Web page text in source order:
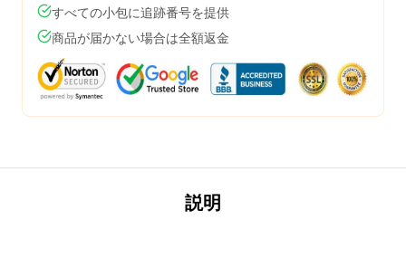
すべての小包に追跡番号を提供
商品が届かない場合は全額返金
説明